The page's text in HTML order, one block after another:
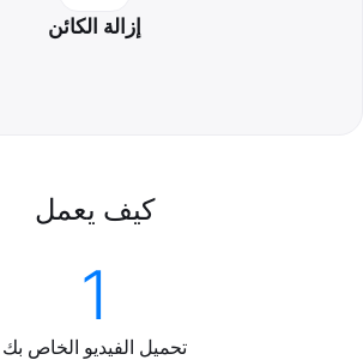
إزالة الكائن
كيف يعمل
1
تحميل الفيديو الخاص بك